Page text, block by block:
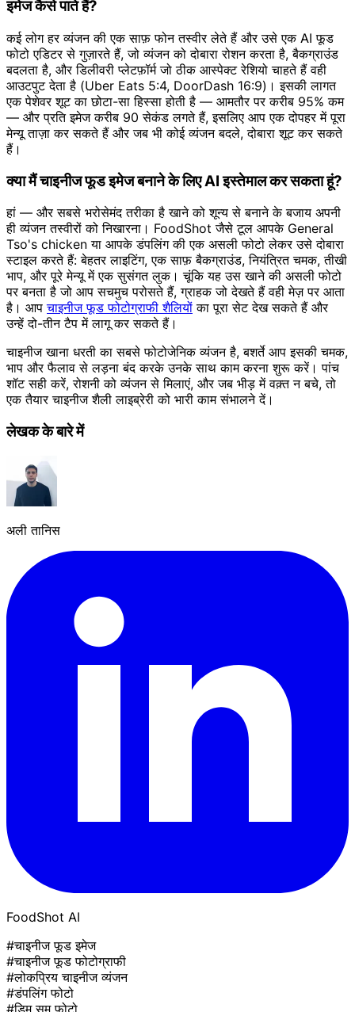
इमेज कैसे पाते हैं?
कई लोग हर व्यंजन की एक साफ़ फोन तस्वीर लेते हैं और उसे एक AI फूड
फोटो एडिटर से गुज़ारते हैं, जो व्यंजन को दोबारा रोशन करता है, बैकग्राउंड
बदलता है, और डिलीवरी प्लेटफ़ॉर्म जो ठीक आस्पेक्ट रेशियो चाहते हैं वही
आउटपुट देता है (Uber Eats 5:4, DoorDash 16:9)। इसकी लागत
एक पेशेवर शूट का छोटा-सा हिस्सा होती है — आमतौर पर करीब 95% कम
— और प्रति इमेज करीब 90 सेकंड लगते हैं, इसलिए आप एक दोपहर में पूरा
मेन्यू ताज़ा कर सकते हैं और जब भी कोई व्यंजन बदले, दोबारा शूट कर सकते
हैं।
क्या मैं चाइनीज फूड इमेज बनाने के लिए AI इस्तेमाल कर सकता हूं?
हां — और सबसे भरोसेमंद तरीका है खाने को शून्य से बनाने के बजाय अपनी
ही व्यंजन तस्वीरों को निखारना। FoodShot जैसे टूल आपके General
Tso's chicken या आपके डंपलिंग की एक असली फोटो लेकर उसे दोबारा
स्टाइल करते हैं: बेहतर लाइटिंग, एक साफ़ बैकग्राउंड, नियंत्रित चमक, तीखी
भाप, और पूरे मेन्यू में एक सुसंगत लुक। चूंकि यह उस खाने की असली फोटो
पर बनता है जो आप सचमुच परोसते हैं, ग्राहक जो देखते हैं वही मेज़ पर आता
है। आपचाइनीज फूड फोटोग्राफी शैलियों का पूरा सेट देख सकते हैं और
उन्हें दो-तीन टैप में लागू कर सकते हैं।
चाइनीज खाना धरती का सबसे फोटोजेनिक व्यंजन है, बशर्ते आप इसकी चमक,
भाप और फैलाव से लड़ना बंद करके उनके साथ काम करना शुरू करें। पांच
शॉट सही करें, रोशनी को व्यंजन से मिलाएं, और जब भीड़ में वक़्त न बचे, तो
एक तैयार चाइनीज शैली लाइब्रेरी को भारी काम संभालने दें।
लेखक के बारे में
अली तानिस
FoodShot AI
#चाइनीज फूड इमेज
#चाइनीज फूड फोटोग्राफी
#लोकप्रिय चाइनीज व्यंजन
#डंपलिंग फोटो
#डिम सम फोटो